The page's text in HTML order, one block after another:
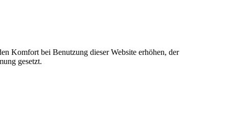
Komfort bei Benutzung dieser Website erhöhen, der
gesetzt.